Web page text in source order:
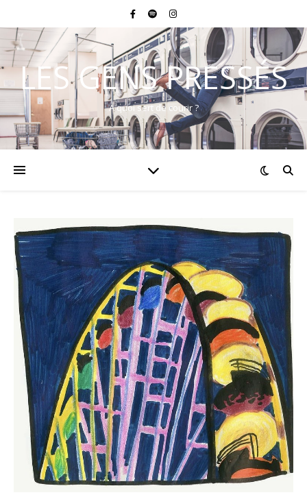
LES GENS PRESSÉS
A quoi sert de courir ?